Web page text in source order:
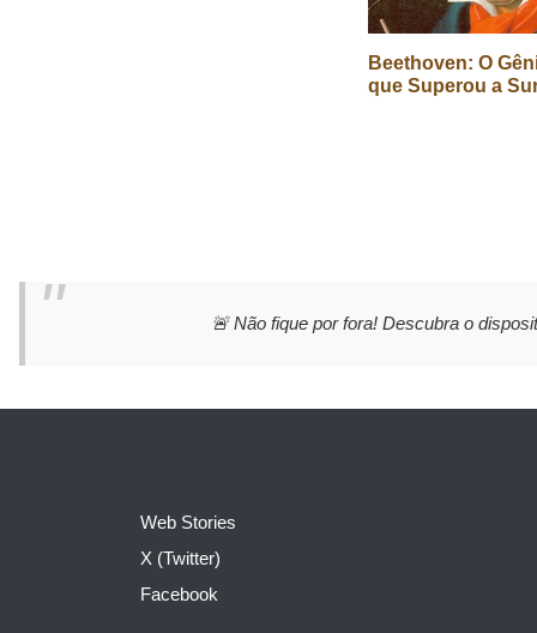
Beethoven: O
que Superou a
🚨 Não fique por fora! Descubra o
Web Stories
X (Twitter)
Facebook